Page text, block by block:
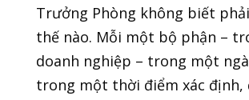
Trưởng Phòng không biết
thế nào. Mỗi một bộ phận –
doanh nghiệp – trong một
trong một thời điểm xác định,